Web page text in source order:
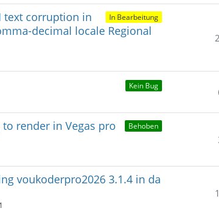
In Bearbeitung
text corruption in
decimal locale Regional
Kein Bug
Behoben
render in Vegas pro
voukoderpro2026 3.1.4 in da